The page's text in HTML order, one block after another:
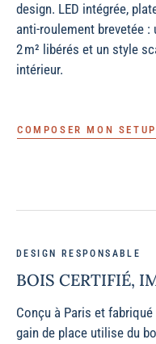
design. LED intégrée,
anti‑roulement brevetée
2 m² libérés et un style
intérieur.
COMPOSER MON SETUP
DESIGN RESPONSABLE
BOIS CERTIFIÉ,
Conçu à Paris et
gain de place utilise du